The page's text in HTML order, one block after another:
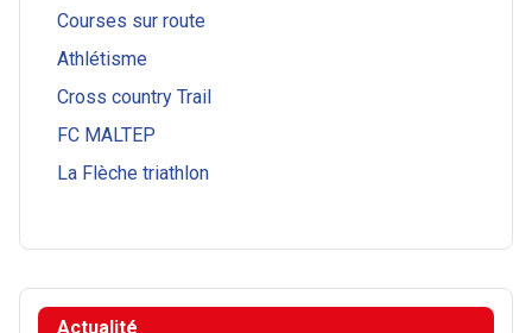
Actualité
Courses sur route
Athlétisme
Cross country Trail
FC MALTEP
La Flèche triathlon